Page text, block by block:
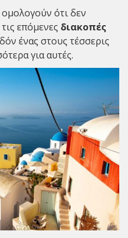
ότι δεν
επόμενες διακοπές
ένας στους τέσσερις
για αυτές.